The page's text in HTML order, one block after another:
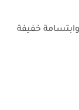
خفيفة